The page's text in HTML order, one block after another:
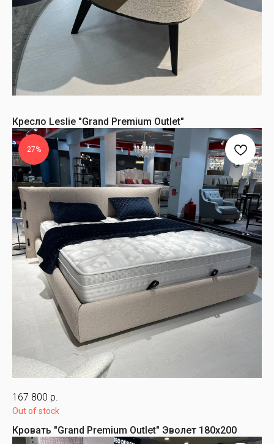
Кресло Leslie "Grand Premium Outlet"
27%
167 800 р.
Out of stock
Кровать "Grand Premium Outlet" Эволет 180х200